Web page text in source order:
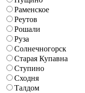
Раменское
Реутов
Рошали
Руза
Солнечногорск
Старая Купавна
Ступино
Сходня
Талдом